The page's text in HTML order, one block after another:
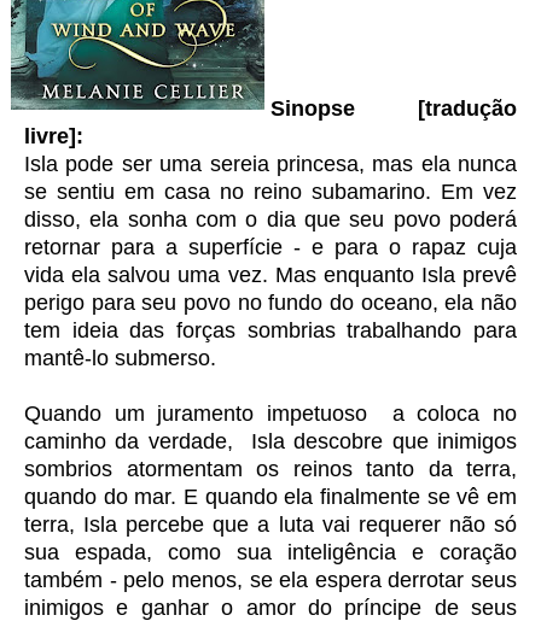
Sinopse [tradução
livre]:
Isla pode ser uma sereia princesa, mas ela nunca
se sentiu em casa no reino subamarino. Em vez
disso, ela sonha com o dia que seu povo poderá
retornar para a superfície - e para o rapaz cuja
vida ela salvou uma vez. Mas enquanto Isla prevê
perigo para seu povo no fundo do oceano, ela não
tem ideia das forças sombrias trabalhando para
mantê-lo submerso.
Quando um juramento impetuoso a coloca no
caminho da verdade, Isla descobre que inimigos
sombrios atormentam os reinos tanto da terra,
quando do mar. E quando ela finalmente se vê em
terra, Isla percebe que a luta vai requerer não só
sua espada, como sua inteligência e coração
também - pelo menos, se ela espera derrotar seus
inimigos e ganhar o amor do príncipe de seus